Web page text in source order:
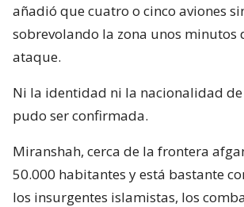
añadió que cuatro o cinco aviones
sobrevolando la zona unos minutos
ataque.
Ni la identidad ni la nacionalidad
pudo ser confirmada.
Miranshah, cerca de la frontera
50.000 habitantes y está bastante
los insurgentes islamistas, los